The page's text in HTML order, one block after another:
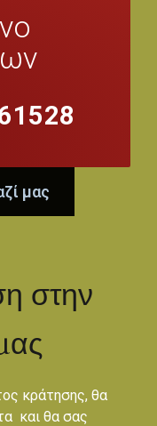
μας
στην
κράτησης, θα
και θα σας